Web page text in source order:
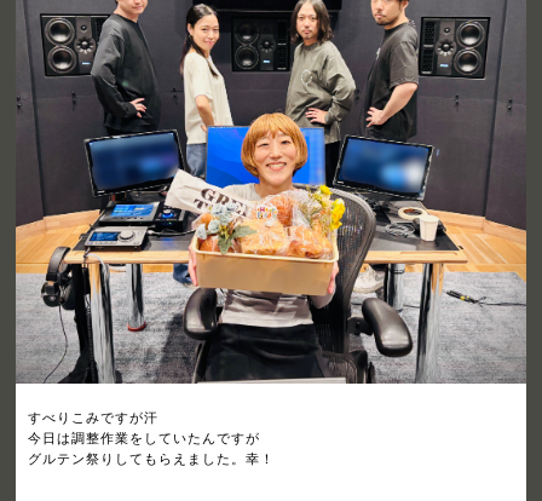
すべりこみですが汗
今日は調整作業をしていたんですが
グルテン祭りしてもらえました。幸！